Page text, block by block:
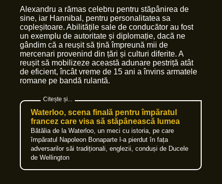
Alexandru a rămas celebru pentru stăpânirea de
sine, iar Hannibal, pentru personalitatea sa
copleșitoare. Abilitățile sale de conducător au fost
un exemplu de autoritate și diplomație, dacă ne
gândim că a reușit să țină împreună mii de
mercenari provenind din țări și culturi diferite. A
reușit să mobilizeze această adunare pestriță atât
de eficient, încât vreme de 15 ani a învins armatele
romane pe bandă rulantă.
Waterloo, scena finală pentru împăratul
francez care visa să stăpânească lumea
Bătălia de la Waterloo, un meci cu istoria, pe care
împăratul Napoleon Bonaparte l-a pierdut în fața
adversarilor săi tradiționali, englezii, conduși de Ducele
de Wellington